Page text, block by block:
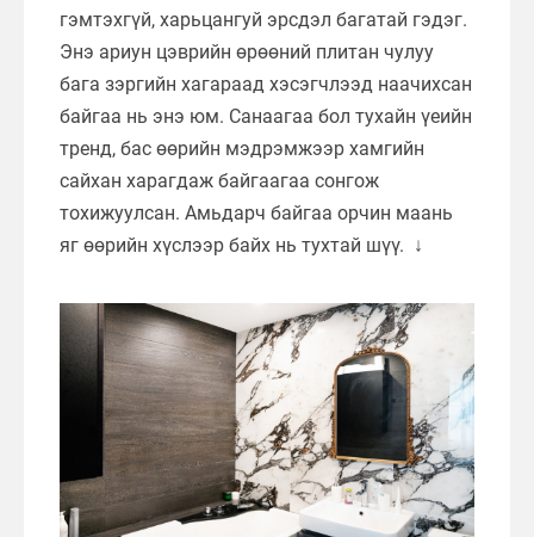
гэмтэхгүй, харьцангуй эрсдэл багатай гэдэг.
Энэ ариун цэврийн өрөөний плитан чулуу
бага зэргийн хагараад хэсэгчлээд наачихсан
байгаа нь энэ юм. Санаагаа бол тухайн үеийн
тренд, бас өөрийн мэдрэмжээр хамгийн
сайхан харагдаж байгаагаа сонгож
тохижуулсан. Амьдарч байгаа орчин маань
яг өөрийн хүслээр байх нь тухтай шүү. ↓